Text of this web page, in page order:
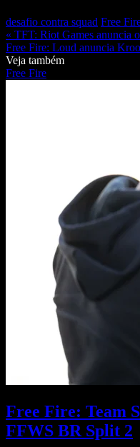
desafio contra squad Free
« TFT: Riot Games anuncia
Free Fire: Loud anuncia
Veja também
Free Fire
Free Fire: Team
FFWS BR Split 2